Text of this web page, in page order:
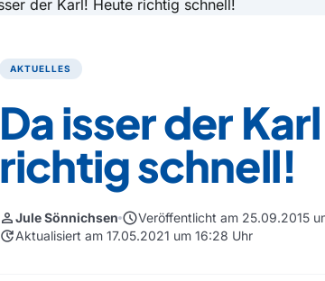
AKTUELLES
Da isser der
richtig schnell!
personJule Sönnichsen scheduleVeröffentlicht am 25.09.2015
updateAktualisiert am 17.05.2021 um 16:28 Uhr